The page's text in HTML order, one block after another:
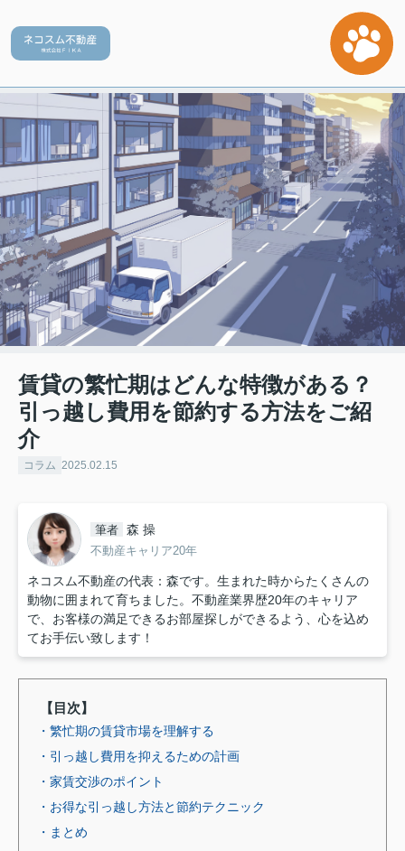
賃貸の繁忙期はどんな特徴がある？
引っ越し費用を節約する方法をご紹
介
コラム 2025.02.15
筆者 森 操
不動産キャリア20年
ネコスム不動産の代表：森です。生まれた時からたくさんの
動物に囲まれて育ちました。不動産業界歴20年のキャリア
で、お客様の満足できるお部屋探しができるよう、心を込め
てお手伝い致します！
【目次】
・繁忙期の賃貸市場を理解する
・引っ越し費用を抑えるための計画
・家賃交渉のポイント
・お得な引っ越し方法と節約テクニック
・まとめ